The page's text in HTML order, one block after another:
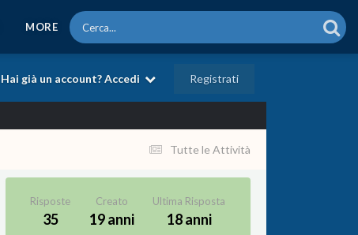
MORE
Hai già un account? Accedi Registrati
Tutte le Attività
Risposte
35
Creato
19 anni
Ultima Risposta
18 anni